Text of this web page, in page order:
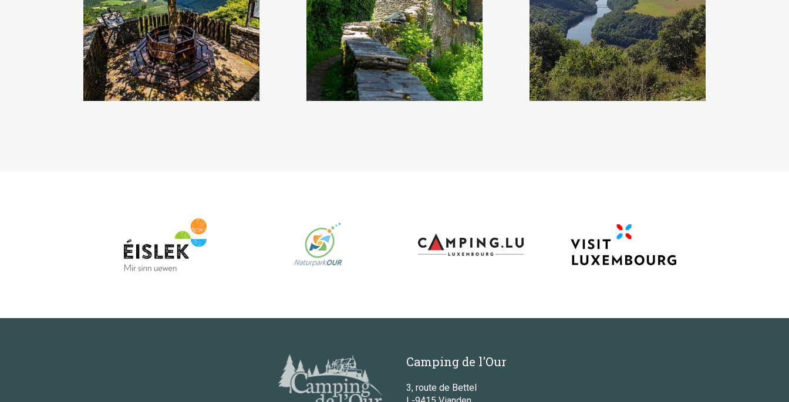
Camping de l'Our
3, route de Bettel